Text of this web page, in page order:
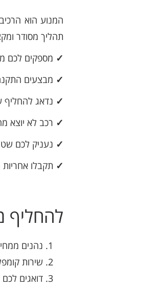
המנוע הוא
תהליך מסודר
✓ מספקים לכם
✓ מבצעים
✓ נדאג להחליף
✓ רכב לא יוצא
✓ נעניק לכם
✓ תקבלו אחריות מקיפה ל-3 חודשים ושירות
להחליף
נהנים
שירות
דואגים